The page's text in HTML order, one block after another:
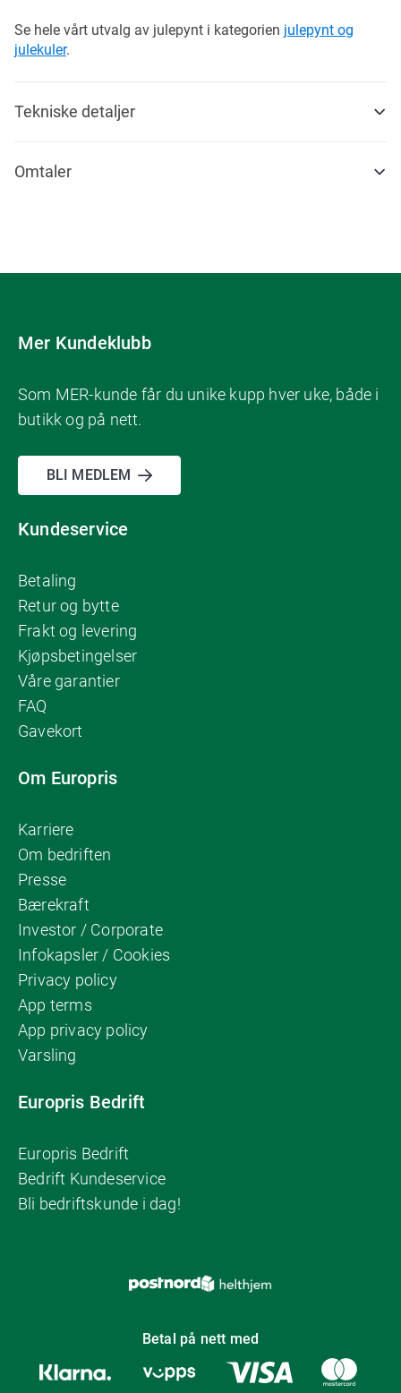
Se hele vårt utvalg av julepynt i kategorien julepynt og
julekuler.
Tekniske detaljer
Omtaler
Mer Kundeklubb
Som MER-kunde får du unike kupp hver uke, både i
butikk og på nett.
BLI MEDLEM
Kundeservice
Betaling
Retur og bytte
Frakt og levering
Kjøpsbetingelser
Våre garantier
FAQ
Gavekort
Om Europris
Karriere
Om bedriften
Presse
Bærekraft
Investor / Corporate
Infokapsler / Cookies
Privacy policy
App terms
App privacy policy
Varsling
Europris Bedrift
Europris Bedrift
Bedrift Kundeservice
Bli bedriftskunde i dag!
Betal på nett med